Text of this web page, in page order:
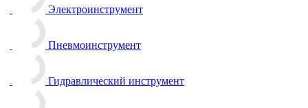
Электроинструмент
Пневмоинструмент
Гидравлический инструмент